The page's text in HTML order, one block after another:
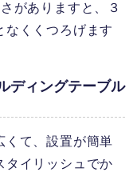
がありますと、３
なくくつろげます
ディングテーブル
くて、設置が簡単
タイリッシュでか